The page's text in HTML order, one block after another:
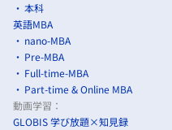
本科
英語MBA
nano-MBA
Pre-MBA
Full-time-MBA
Part-time & Online MBA
動画学習：
GLOBIS 学び放題×知見録